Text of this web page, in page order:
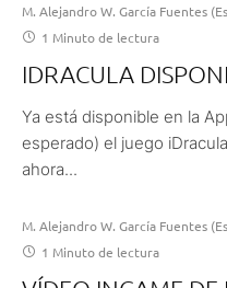
M. Alejandro W. García Fuentes
1 Minuto de lectura
IDRACULA
Ya está disponible en la
esperado) el juego
ahora...
M. Alejandro W. García Fuentes
1 Minuto de lectura